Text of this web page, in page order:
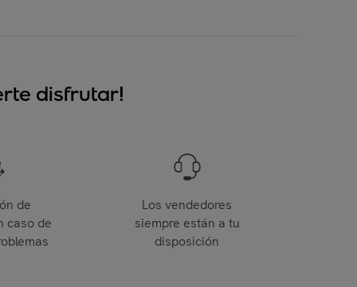
disfrutar!
de
caso de
Los vendedores
siempre están a tu
disposición